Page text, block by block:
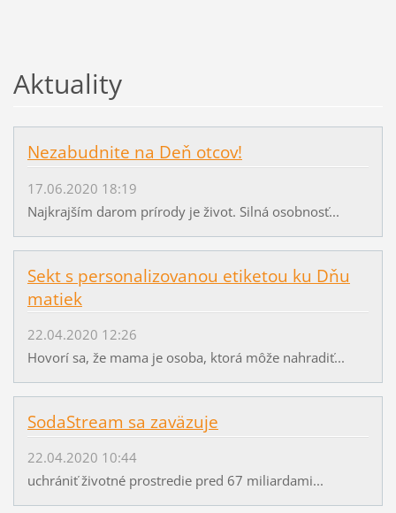
Aktuality
Nezabudnite na Deň otcov!
17.06.2020 18:19
Najkrajším darom prírody je život. Silná osobnosť...
Sekt s personalizovanou etiketou ku Dňu
matiek
22.04.2020 12:26
Hovorí sa, že mama je osoba, ktorá môže nahradiť...
SodaStream sa zaväzuje
22.04.2020 10:44
uchrániť životné prostredie pred 67 miliardami...